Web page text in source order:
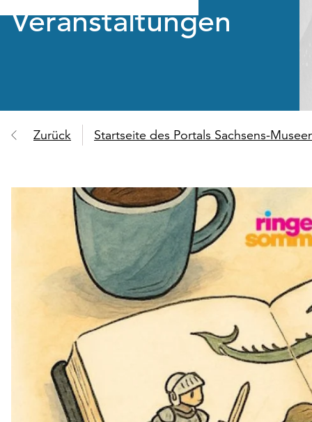
Veranstaltungen
Zurück Startseite des Portals Sachsens-